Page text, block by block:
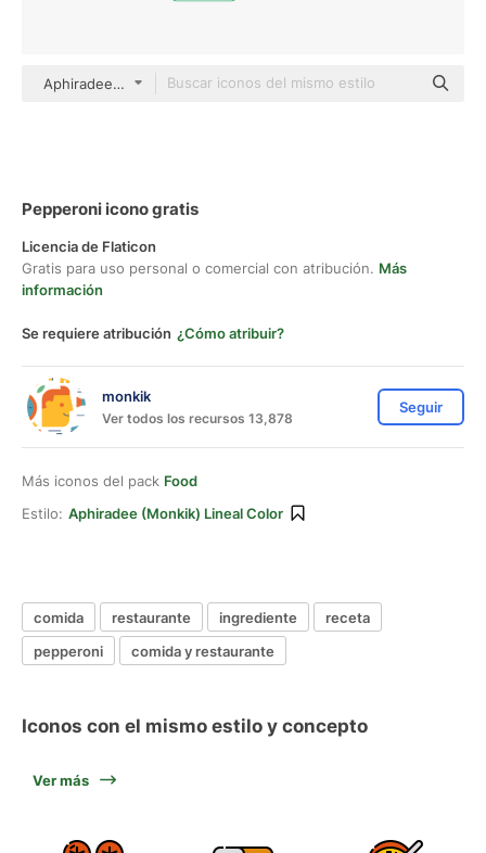
Aphiradee (monkik) Lineal Color
Pepperoni icono gratis
Licencia de Flaticon
Gratis para uso personal o comercial con atribución. Más
información
Se requiere atribución ¿Cómo atribuir?
monkik
Ver todos los recursos 13,878
Seguir
Más iconos del pack Food
Estilo: Aphiradee (monkik) Lineal Color
comida restaurante ingrediente
receta
pepperoni
comida y restaurante
Iconos con el mismo estilo y concepto
Ver más